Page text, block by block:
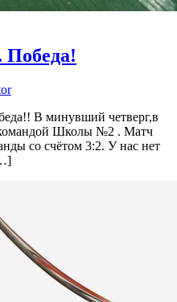
Победа!
В минувший четверг,в
Школы №2 . Матч
со счётом 3:2. У нас нет